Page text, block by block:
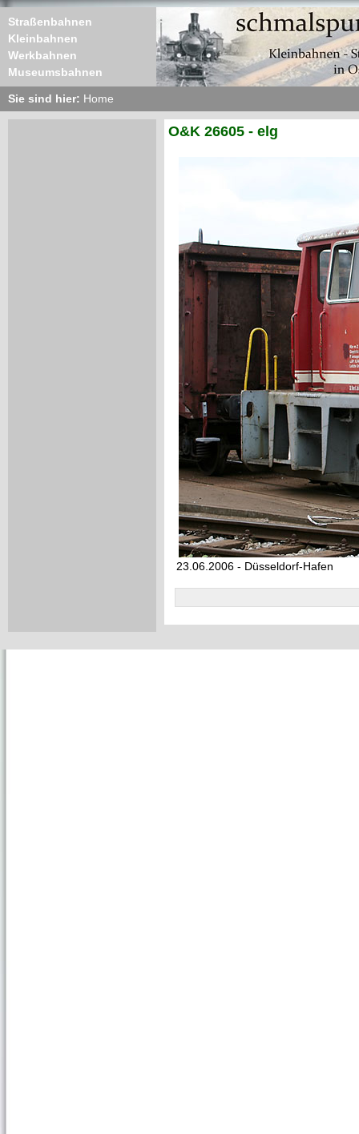
Straßenbahnen
Kleinbahnen
Werkbahnen
Museumsbahnen
Sie sind hier: Home
O&K 26605 - elg
23.06.2006 - Düsseldorf-Hafen